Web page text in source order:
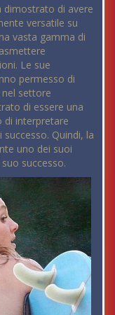
dimostrato di avere
versatile su
vasta gamma di
Le sue
permesso di
settore
di essere una
di interpretare
Quindi, la
uno dei suoi
successo.